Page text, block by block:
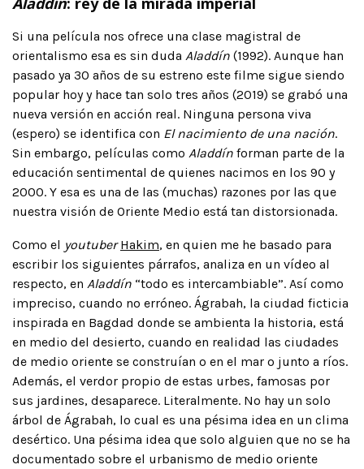
Si una película nos ofrece una clase magistral de
orientalismo esa es sin duda Aladdín (1992). Aunque han
pasado ya 30 años de su estreno este filme sigue siendo
popular hoy y hace tan solo tres años (2019) se grabó una
nueva versión en acción real. Ninguna persona viva
(espero) se identifica con El nacimiento de una nación.
Sin embargo, películas como Aladdín forman parte de la
educación sentimental de quienes nacimos en los 90 y
2000. Y esa es una de las (muchas) razones por las que
nuestra visión de Oriente Medio está tan distorsionada.
Como el youtuber Hakim, en quien me he basado para
escribir los siguientes párrafos, analiza en un vídeo al
respecto, en Aladdín “todo es intercambiable”. Así como
impreciso, cuando no erróneo. Ágrabah, la ciudad ficticia
inspirada en Bagdad donde se ambienta la historia, está
en medio del desierto, cuando en realidad las ciudades
de medio oriente se construían o en el mar o junto a ríos.
Además, el verdor propio de estas urbes, famosas por
sus jardines, desaparece. Literalmente. No hay un solo
árbol de Ágrabah, lo cual es una pésima idea en un clima
desértico. Una pésima idea que solo alguien que no se ha
documentado sobre el urbanismo de medio oriente